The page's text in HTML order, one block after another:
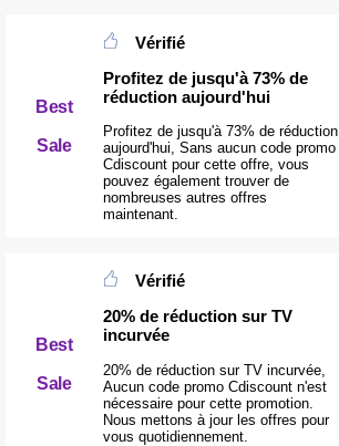
Best
Sale
Vérifié
Profitez de jusqu'à 73% de
réduction aujourd'hui
Profitez de jusqu'à 73% de réduction
aujourd'hui, Sans aucun code promo
Cdiscount pour cette offre, vous
pouvez également trouver de
nombreuses autres offres
maintenant.
Best
Sale
Vérifié
20% de réduction sur TV
incurvée
20% de réduction sur TV incurvée,
Aucun code promo Cdiscount n'est
nécessaire pour cette promotion.
Nous mettons à jour les offres pour
vous quotidiennement.